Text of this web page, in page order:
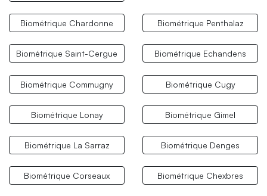
Biométrique Chardonne Biométrique Penthalaz
Biométrique Saint-Cergue Biométrique Echandens
Biométrique Commugny Biométrique Cugy
Biométrique Lonay Biométrique Gimel
Biométrique La Sarraz Biométrique Denges
Biométrique Corseaux Biométrique Chexbres